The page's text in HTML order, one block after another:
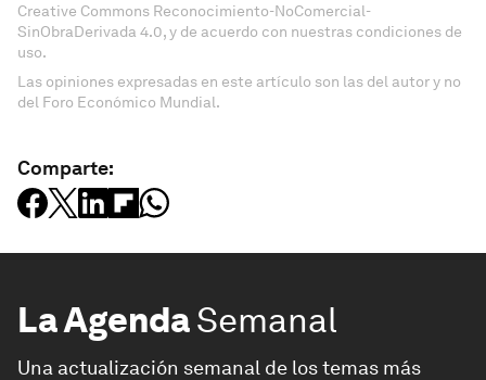
Creative Commons Reconocimiento-NoComercial-
SinObraDerivada 4.0, y de acuerdo con nuestras condiciones de
uso.
Las opiniones expresadas en este artículo son las del autor y no
del Foro Económico Mundial.
Comparte:
La AgendaSemanal
Una actualización semanal de los temas más